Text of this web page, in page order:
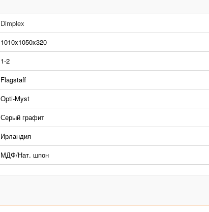
Dimplex
1010x1050x320
1-2
Flagstaff
Opti-Myst
Серый графит
Ирландия
МДФ/Нат. шпон